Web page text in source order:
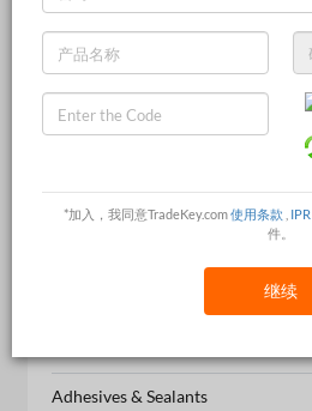
*加入，我同意TradeKey.com使用条款 IPR
件。
继续
Inorganic Chemicals
Pharmaceutical Chemicals
Food Additives
Adhesives & Sealants